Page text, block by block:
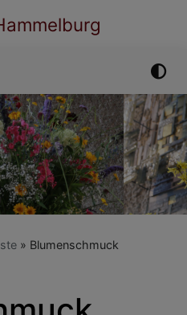
Blumenschmuck